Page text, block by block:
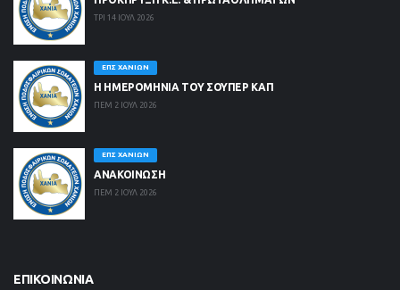
ΤΡΙ 14 ΙΟΥΛ 2026
ΕΠΣ ΧΑΝΊΩΝ
Η ΗΜΕΡΟΜΗΝΙΑ ΤΟΥ ΣΟΥΠΕΡ ΚΑΠ
ΠΕΜ 2 ΙΟΥΛ 2026
ΕΠΣ ΧΑΝΊΩΝ
ΑΝΑΚΟΙΝΩΣΗ
ΠΕΜ 2 ΙΟΥΛ 2026
ΕΠΙΚΟΙΝΩΝΊΑ